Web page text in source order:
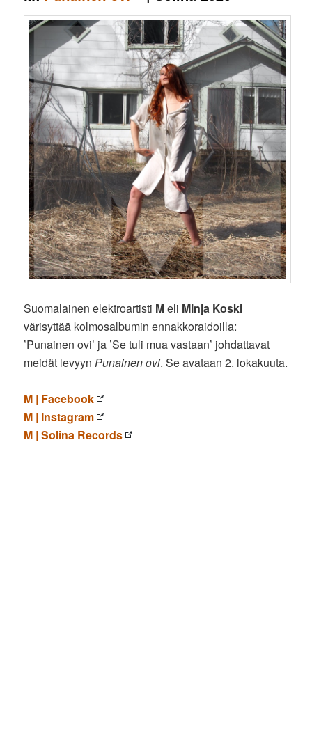
Suomalainen elektroartisti Meli Minja Koski
värisyttää kolmosalbumin ennakkoraidoilla:
’Punainen ovi’ ja ’Se tuli mua vastaan’ johdattavat
meidät levyynPunainen ovi. Se avataan 2. lokakuuta.
M | Facebook
M | Instagram
M | Solina Records